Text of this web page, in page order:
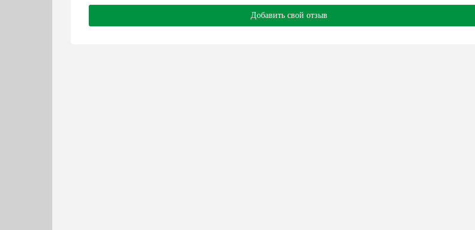
Добавить свой отзыв